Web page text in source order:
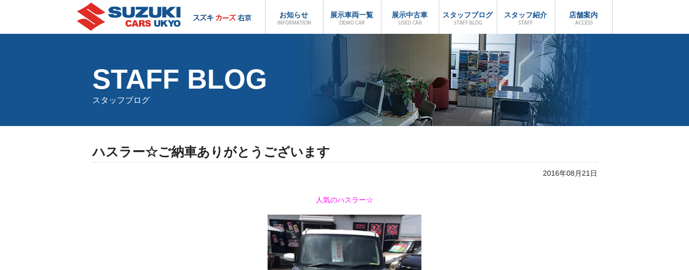
お知らせ 展示車両一覧 展示中古車 スタッフブログ スタッフ紹介 店舗案内
STAFF BLOG
スタッフブログ
ハスラー☆ご納車ありがとうございます
2016年08月21日
人気のハスラー☆